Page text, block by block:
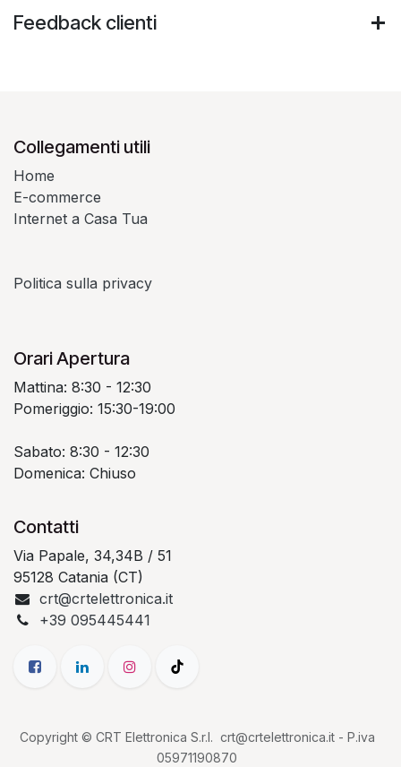
Feedback clienti
Collegamenti utili
Home
E-commerce
Internet a Casa Tua
Politica sulla privacy
Orari Apertura
Mattina: 8:30 - 12:30
Pomeriggio: 15:30-19:00
Sabato: 8:30 - 12:30
Domenica: Chiuso
Contatti
Via Papale, 34,34B / 51
95128 Catania (CT)
crt@crtelettronica.it
+39 095445441
Copyright © CRT Elettronica S.r.l. crt@crtelettronica.it - P.iva
05971190870